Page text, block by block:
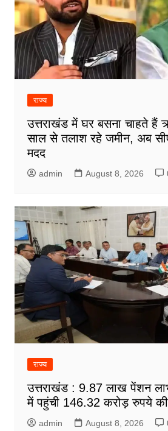
राज्य
उत्तराखंड में घर बसना चाहते हैं
साल से तलाश रहे जमीन, अब
मदद
admin August 8, 2026
राज्य
उत्तराखंड : 9.87 लाख पेंशन
में पहुंची 146.32 करोड़ रुपये की
admin August 8, 2026